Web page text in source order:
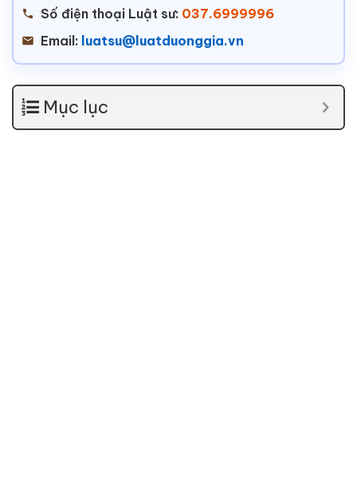
Số điện thoại Luật sư: 037.6999996
Email: luatsu@luatduonggia.vn
Mục lục